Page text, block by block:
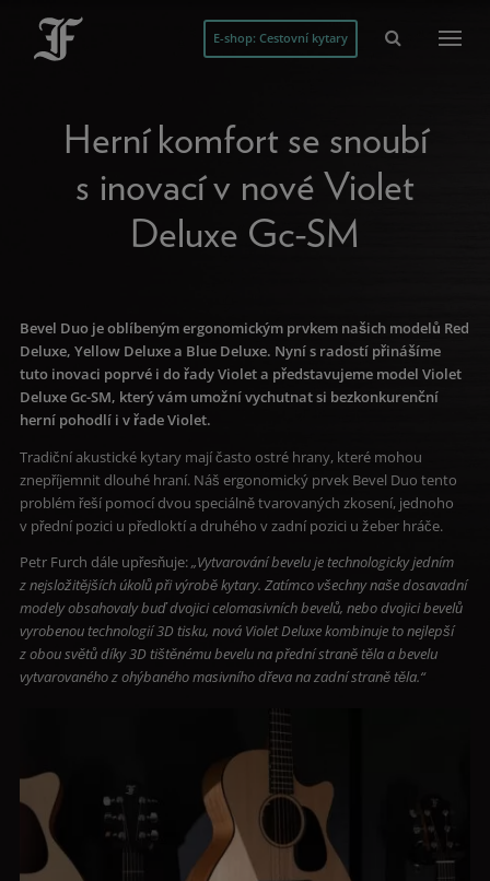
E-shop: Cestovní kytary
Herní komfort se snoubí
s inovací v nové Violet
Deluxe Gc-SM
Bevel Duo je oblíbeným ergonomickým prvkem našich modelů Red
Deluxe, Yellow Deluxe a Blue Deluxe. Nyní s radostí přinášíme
tuto inovaci poprvé i do řady Violet a představujeme model Violet
Deluxe Gc-SM, který vám umožní vychutnat si bezkonkurenční
herní pohodlí i v řade Violet.
Tradiční akustické kytary mají často ostré hrany, které mohou
znepříjemnit dlouhé hraní. Náš ergonomický prvek Bevel Duo tento
problém řeší pomocí dvou speciálně tvarovaných zkosení, jednoho
v přední pozici u předloktí a druhého v zadní pozici u žeber hráče.
Petr Furch dále upřesňuje:„Vytvarování bevelu je technologicky jedním
z nejsložitějších úkolů při výrobě kytary. Zatímco všechny naše dosavadní
modely obsahovaly buď dvojici celomasivních bevelů, nebo dvojici bevelů
vyrobenou technologií 3D tisku, nová Violet Deluxe kombinuje to nejlepší
z obou světů díky 3D tištěnému bevelu na přední straně těla a bevelu
vytvarovaného z ohýbaného masivního dřeva na zadní straně těla.“